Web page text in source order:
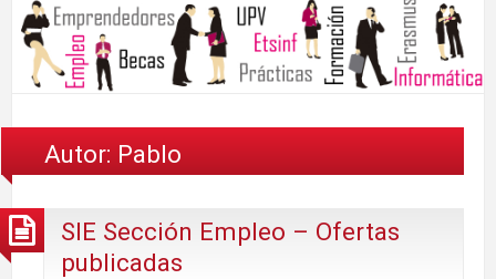
Autor: Pablo
SIE Sección Empleo – Ofertas
publicadas